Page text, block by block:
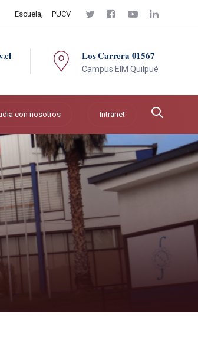
Escuela PUCV
Los Carrera 01567
Campus EIM Quilpué
con nosotros Intranet